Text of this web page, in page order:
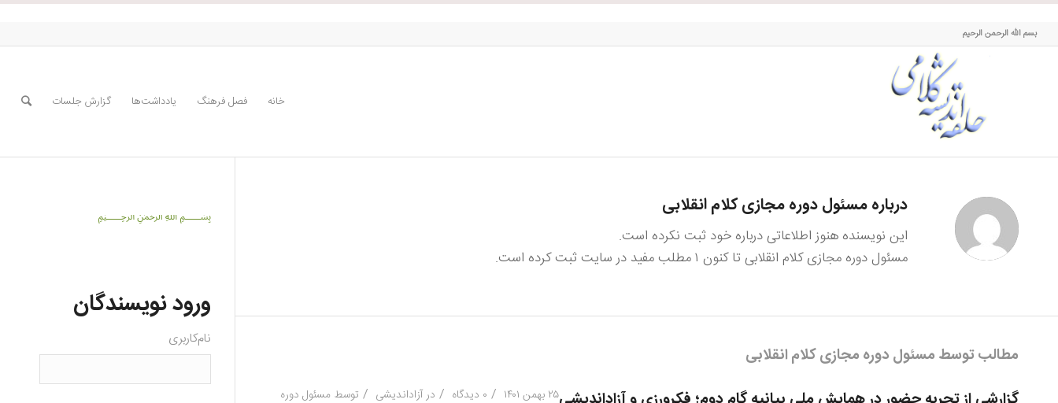
حلقه اندیشه کلامی
بسم الله الرحمن الرحیم
خانه فصل فرهنگ یادداشت‌ها گزارش جلسات
دربارهمسئول دوره مجازی کلام انقلابی
این نویسنده هنوز اطلاعاتی درباره خود ثبت نکرده است.
مسئول دوره مجازی کلام انقلابی تا کنون ۱ مطلب مفید در سایت ثبت کرده است.
مطالب توسط مسئول دوره مجازی کلام انقلابی
۲۵ بهمن ۱۴۰۱ / ۰ دیدگاه / در آزاداندیشی / توسط مسئول دوره
﷽
ورود نویسندگان
نام‌کاربری